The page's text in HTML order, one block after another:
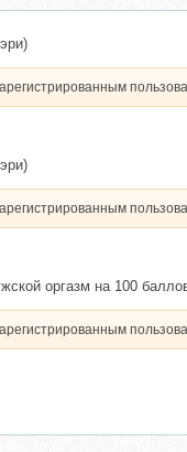
оргазм на 100